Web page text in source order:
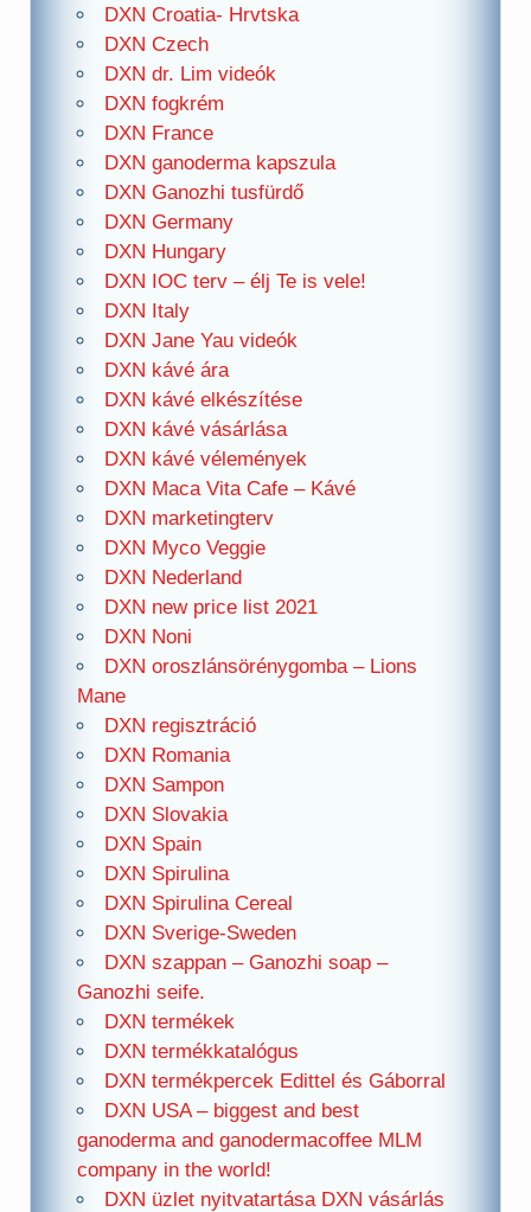
DXN Croatia- Hrvtska
DXN Czech
DXN dr. Lim videók
DXN fogkrém
DXN France
DXN ganoderma kapszula
DXN Ganozhi tusfürdő
DXN Germany
DXN Hungary
DXN IOC terv – élj Te is vele!
DXN Italy
DXN Jane Yau videók
DXN kávé ára
DXN kávé elkészítése
DXN kávé vásárlása
DXN kávé vélemények
DXN Maca Vita Cafe – Kávé
DXN marketingterv
DXN Myco Veggie
DXN Nederland
DXN new price list 2021
DXN Noni
DXN oroszlánsörénygomba – Lions
Mane
DXN regisztráció
DXN Romania
DXN Sampon
DXN Slovakia
DXN Spain
DXN Spirulina
DXN Spirulina Cereal
DXN Sverige-Sweden
DXN szappan – Ganozhi soap –
Ganozhi seife.
DXN termékek
DXN termékkatalógus
DXN termékpercek Edittel és Gáborral
DXN USA – biggest and best
ganoderma and ganodermacoffee MLM
company in the world!
DXN üzlet nyitvatartása DXN vásárlás